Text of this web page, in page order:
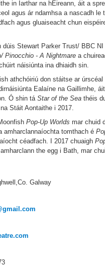
in Iarthar na hÉireann, áit a
agus ár ndamhsa a nascadh
agus gluaiseacht chun
dúis Stewart Parker Trust/ BBC
Pinocchio - A Nightmare a
náisiúnta ina dhiaidh sin.
athchóiriú don stáitse ar
Ealaíne na Gaillimhe,
Ó shin tá Star of the Sea théis
Stáit Aontaithe i 2017.
Pop-Up Worlds mar chuid
amharclannaíochta tomthach é
céadfach. I 2017 chuaigh
the egg i Bath, mar
Galway